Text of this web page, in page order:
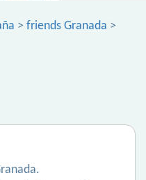
> friends Granada >